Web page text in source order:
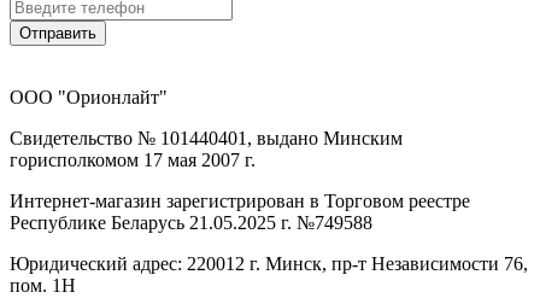
Отправить
ООО "Орионлайт"
Свидетельство № 101440401, выдано Минским
горисполкомом 17 мая 2007 г.
Интернет-магазин зарегистрирован в Торговом реестре
Республике Беларусь 21.05.2025 г. №749588
Юридический адрес: 220012 г. Минск, пр-т Независимости 76,
пом. 1Н